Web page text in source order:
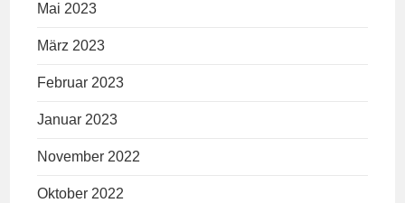
Mai 2023
März 2023
Februar 2023
Januar 2023
November 2022
Oktober 2022